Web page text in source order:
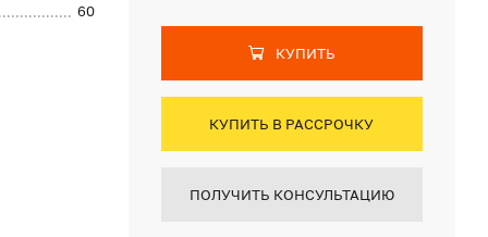
60
КУПИТЬ
КУПИТЬ В РАССРОЧКУ
ПОЛУЧИТЬ КОНСУЛЬТАЦИЮ